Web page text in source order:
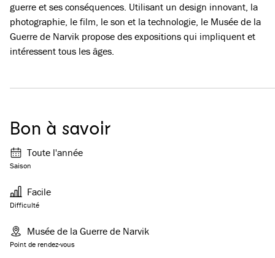
guerre et ses conséquences. Utilisant un design innovant, la
photographie, le film, le son et la technologie, le Musée de la
Guerre de Narvik propose des expositions qui impliquent et
intéressent tous les âges.
Bon à savoir
Saison
Toute l'année
Difficulté
Facile
Point de rendez-vous
Musée de la Guerre de Narvik